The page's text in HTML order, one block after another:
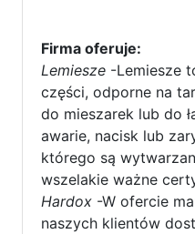
Firma oferuje:
Lemiesze -Lemiesze
części, odporne na
do mieszarek lub do
awarie, nacisk lub
którego są
wszelakie ważne
Hardox -W ofercie
naszych klientów